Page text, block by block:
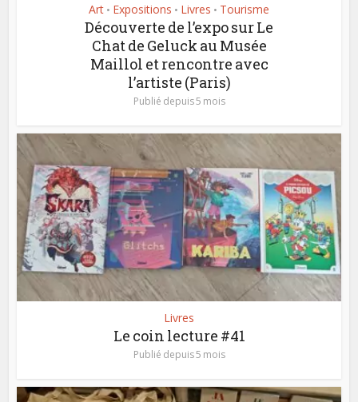
Art • Expositions • Livres • Tourisme
Découverte de l’expo sur Le
Chat de Geluck au Musée
Maillol et rencontre avec
l’artiste (Paris)
Publié depuis 5 mois
Livres
Le coin lecture #41
Publié depuis 5 mois